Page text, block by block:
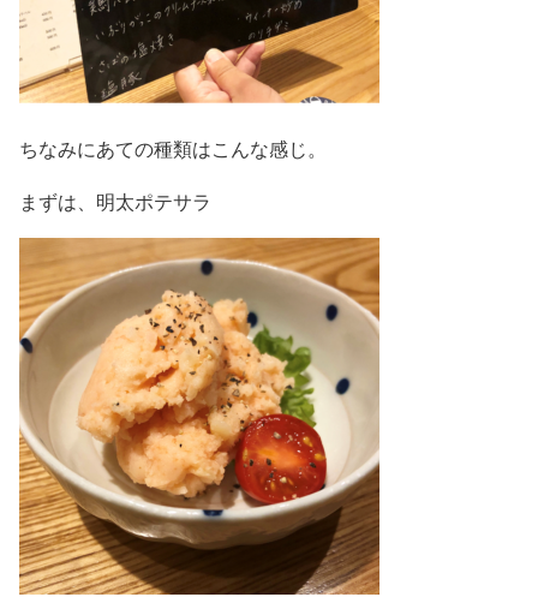
ちなみにあての種類はこんな感じ。
まずは、明太ポテサラ